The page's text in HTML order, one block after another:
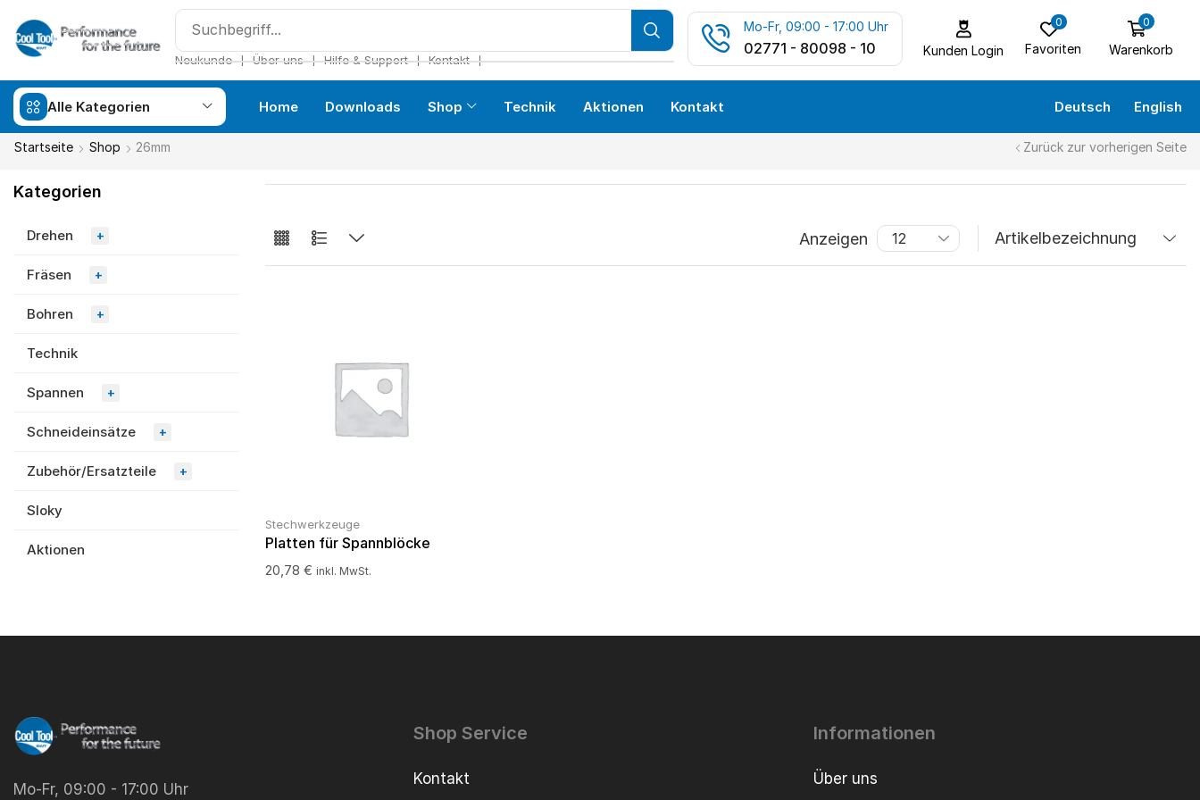
Neukunde ❘ Über uns ❘ Hilfe & Support ❘ Kontakt ❘
Mo-Fr, 09:00 - 17:00 Uhr
02771 - 80098 - 10 Kunden Login
0
Favoriten
0
Warenkorb
Alle Kategorien Home Downloads Shop Technik Aktionen Kontakt Deutsch English
Startseite Shop 26mm Zurück zur vorherigen Seite
Kategorien
Drehen +
Fräsen +
Bohren +
Technik
Spannen +
Schneideinsätze +
Zubehör/Ersatzteile +
Sloky
Aktionen
Anzeigen
Stechwerkzeuge
Platten für Spannblöcke
20,78€ inkl. MwSt.
Mo-Fr, 09:00 - 17:00 Uhr
Shop Service
Kontakt
Informationen
Über uns